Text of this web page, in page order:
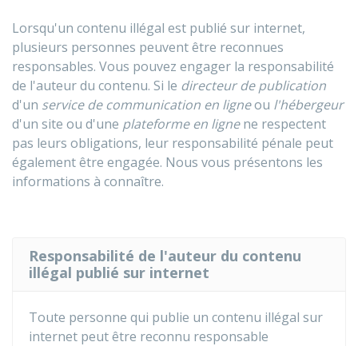
Lorsqu'un contenu illégal est publié sur internet,
plusieurs personnes peuvent être reconnues
responsables. Vous pouvez engager la responsabilité
de l'auteur du contenu. Si le directeur de publication
d'un service de communication en ligneou l'hébergeur
d'un site ou d'une plateforme en lignene respectent
pas leurs obligations, leur responsabilité pénale peut
également être engagée. Nous vous présentons les
informations à connaître.
Responsabilité de l'auteur du contenu
illégal publié sur internet
Toute personne qui publie un contenu illégal sur
internet peut être reconnu responsable